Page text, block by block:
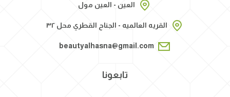
العين - العين مول
القريه العالميه - الجناح القطري محل ٣٢
beautyalhasna@gmail.com
تابعونا